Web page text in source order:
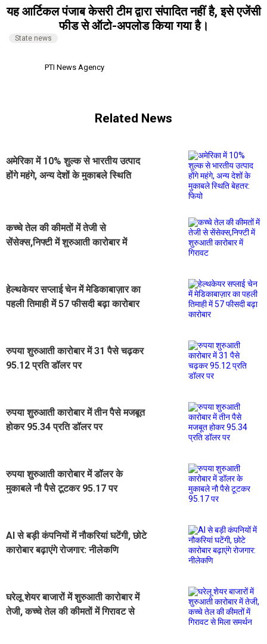
यह आर्टिकल पंजाब केसरी टीम द्वारा संपादित नहीं है, इसे एजेंसी
फीड से ऑटो-अपलोड किया गया है।
State news
PTI News Agency
Related News
अमेरिका में 10% शुल्क से भारतीय उत्पाद
होंगे महंगे, अन्य देशों के मुकाबले स्थिति
कच्चे तेल की कीमतों में तेजी से
सेंसेक्स,निफ्टी में शुरुआती कारोबार में
हेल्थकेयर सप्लाई चेन में मेडिकाबाज़ार का
पहली तिमाही में 57 फीसदी बढ़ा कारोबार
रुपया शुरुआती कारोबार में 31 पैसे चढ़कर
95.12 प्रति डॉलर पर
रुपया शुरुआती कारोबार में तीन पैसे मजबूत
होकर 95.34 प्रति डॉलर पर
रुपया शुरुआती कारोबार में डॉलर के
मुकाबले नौ पैसे टूटकर 95.17 पर
AI से बड़ी कंपनियों में नौकरियां घटेंगी, छोटे
कारोबार बढ़ाएंगे रोजगार: नीलेकणि
घरेलू शेयर बाजारों में शुरुआती कारोबार में
तेजी, कच्चे तेल की कीमतों में गिरावट से